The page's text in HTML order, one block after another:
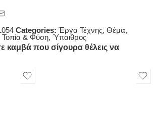
Categories: Έργα Τέχνης, Θέμα,
Τοπία & Φύση, Ύπαιθρος
καμβά που σίγουρα θέλεις να